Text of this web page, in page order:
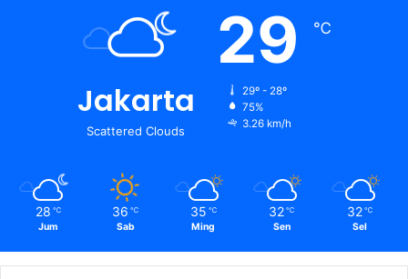
Jakarta
Scattered Clouds
29 ℃
29º - 28º
75%
3.26 km/h
28 ℃
Jum
36 ℃
Sab
35 ℃
Ming
32 ℃
Sen
32 ℃
Sel